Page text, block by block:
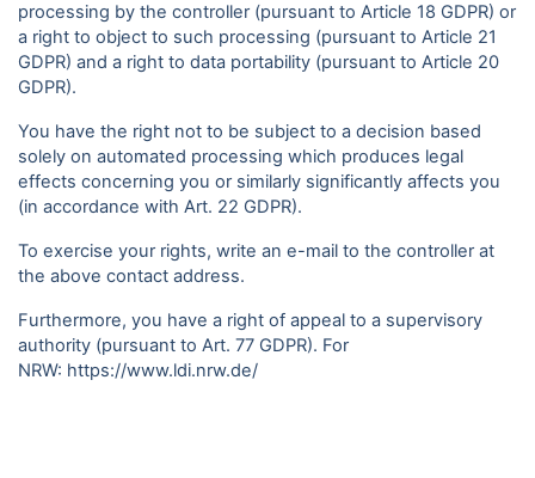
processing by the controller (pursuant to Article 18 GDPR) or
a right to object to such processing (pursuant to Article 21
GDPR) and a right to data portability (pursuant to Article 20
GDPR).
You have the right not to be subject to a decision based
solely on automated processing which produces legal
effects concerning you or similarly significantly affects you
(in accordance with Art. 22 GDPR).
To exercise your rights, write an e-mail to the controller at
the above contact address.
Furthermore, you have a right of appeal to a supervisory
authority (pursuant to Art. 77 GDPR). For
NRW: https://www.ldi.nrw.de/